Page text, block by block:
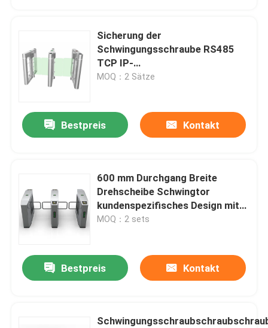
Sicherung der
Schwingungsschraube RS485
TCP IP-
Kommunikationsschnittstelle
MOQ：2 Sätze
Bestpreis Kontakt
600 mm Durchgang Breite
Drehscheibe Schwingtor
kundenspezifisches Design mit
0,2s Öffnungszeit
MOQ：2 sets
Bestpreis Kontakt